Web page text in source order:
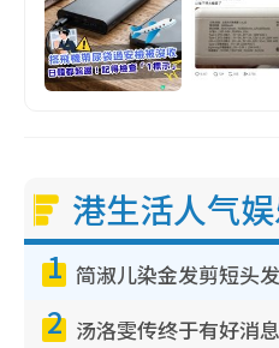
港生活人气
1
2